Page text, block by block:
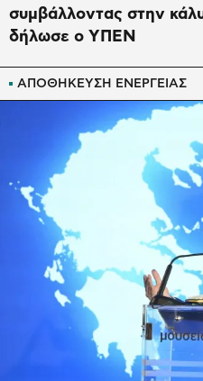
ΑΠΟΘΗΚΕΥΣΗ ΕΝΕΡΓΕΙΑΣ
συμβάλλοντας στην
δήλωσε ο ΥΠΕΝ